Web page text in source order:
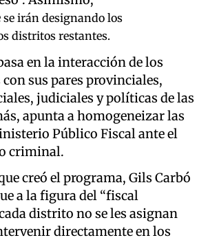
se irán designando los
distritos restantes.
en la interacción de los
sus pares provinciales,
judiciales y políticas de las
apunta a homogeneizar las
Público Fiscal ante el
criminal.
creó el programa, Gils Carbó
a la figura del “fiscal
distrito no se les asignan
directamente en los